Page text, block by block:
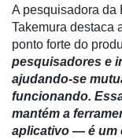
A pesquisadora da
Takemura destaca
ponto forte do
pesquisadores e
ajudando-se
funcionando.
mantém a
aplicativo — é um